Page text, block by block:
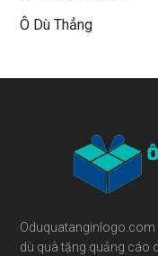
Ô Dù Thẳng
Footer
Oduquatanginlogo.com
dù quà tặng quảng cáo